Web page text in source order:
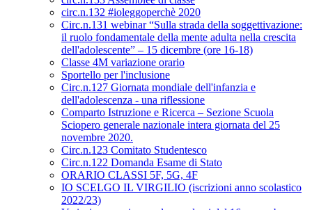
circ.n.132 #ioleggoperchè 2020
Circ.n.131 webinar “Sulla strada della soggettivazione:
il ruolo fondamentale della mente adulta nella crescita
dell'adolescente” – 15 dicembre (ore 16-18)
Classe 4M variazione orario
Sportello per l'inclusione
Circ.n.127 Giornata mondiale dell'infanzia e
dell'adolescenza - una riflessione
Comparto Istruzione e Ricerca – Sezione Scuola
Sciopero generale nazionale intera giornata del 25
novembre 2020.
Circ.n.123 Comitato Studentesco
Circ.n.122 Domanda Esame di Stato
ORARIO CLASSI 5F, 5G, 4F
IO SCELGO IL VIRGILIO (iscrizioni anno scolastico
2022/23)